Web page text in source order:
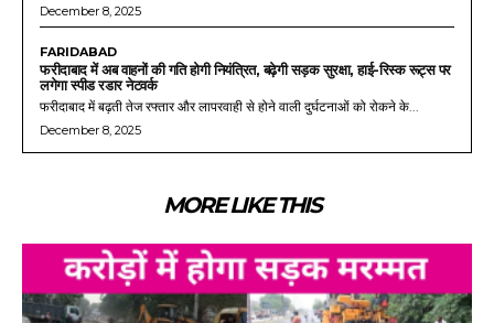
December 8, 2025
FARIDABAD
फरीदाबाद में अब वाहनों की गति होगी नियंत्रित, बढ़ेगी सड़क सुरक्षा, हाई-रिस्क रूट्स पर
लगेगा स्पीड रडार नेटवर्क
फरीदाबाद में बढ़ती तेज रफ्तार और लापरवाही से होने वाली दुर्घटनाओं को रोकने के...
December 8, 2025
MORE LIKE THIS